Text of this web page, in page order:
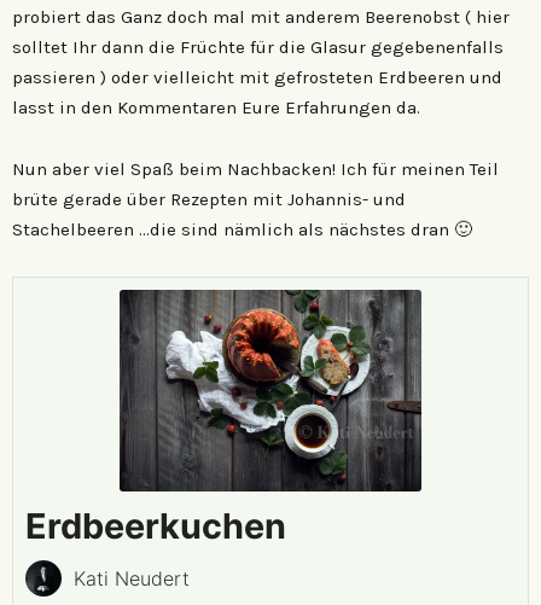
probiert das Ganz doch mal mit anderem Beerenobst ( hier
solltet Ihr dann die Früchte für die Glasur gegebenenfalls
passieren ) oder vielleicht mit gefrosteten Erdbeeren und
lasst in den Kommentaren Eure Erfahrungen da.
Nun aber viel Spaß beim Nachbacken! Ich für meinen Teil
brüte gerade über Rezepten mit Johannis- und
Stachelbeeren …die sind nämlich als nächstes dran 🙂
Erdbeerkuchen
Kati Neudert